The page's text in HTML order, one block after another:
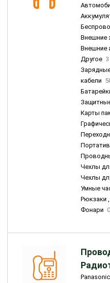
Внешние
Внешние
Другое 3
кабели
Карты
Чехлы
Чехлы
Умные
Рюкзаки
Фонари 0
Panasonic